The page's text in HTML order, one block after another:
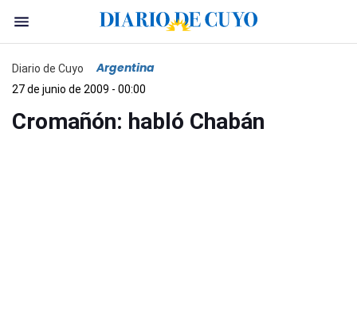
Diario de Cuyo Argentina
27 de junio de 2009 - 00:00
Cromañón: habló Chabán